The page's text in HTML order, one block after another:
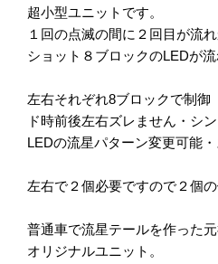
超小型ユニットです。
１回の点滅の間に２回目が流
ショット８ブロックのLEDが流
左右それぞれ8ブロックで制御
ド時前後左右ズレません・シン
LEDの流星パターン変更可能
左右で２個必要ですので２個の
普通車で流星テールを作った
オリジナルユニット。